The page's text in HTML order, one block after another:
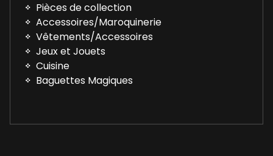
Pièces de collection
Accessoires/Maroquinerie
Vêtements/Accessoires
Jeux et Jouets
Cuisine
Baguettes Magiques